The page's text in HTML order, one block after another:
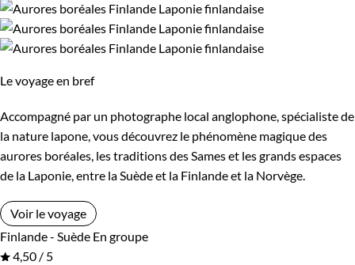
Le voyage en bref
Accompagné par un photographe local anglophone, spécialiste de
la nature lapone, vous découvrez le phénomène magique des
aurores boréales, les traditions des Sames et les grands espaces
de la Laponie, entre la Suède et la Finlande et la Norvège.
Voir le voyage
Finlande - Suède En groupe
4,50 / 5